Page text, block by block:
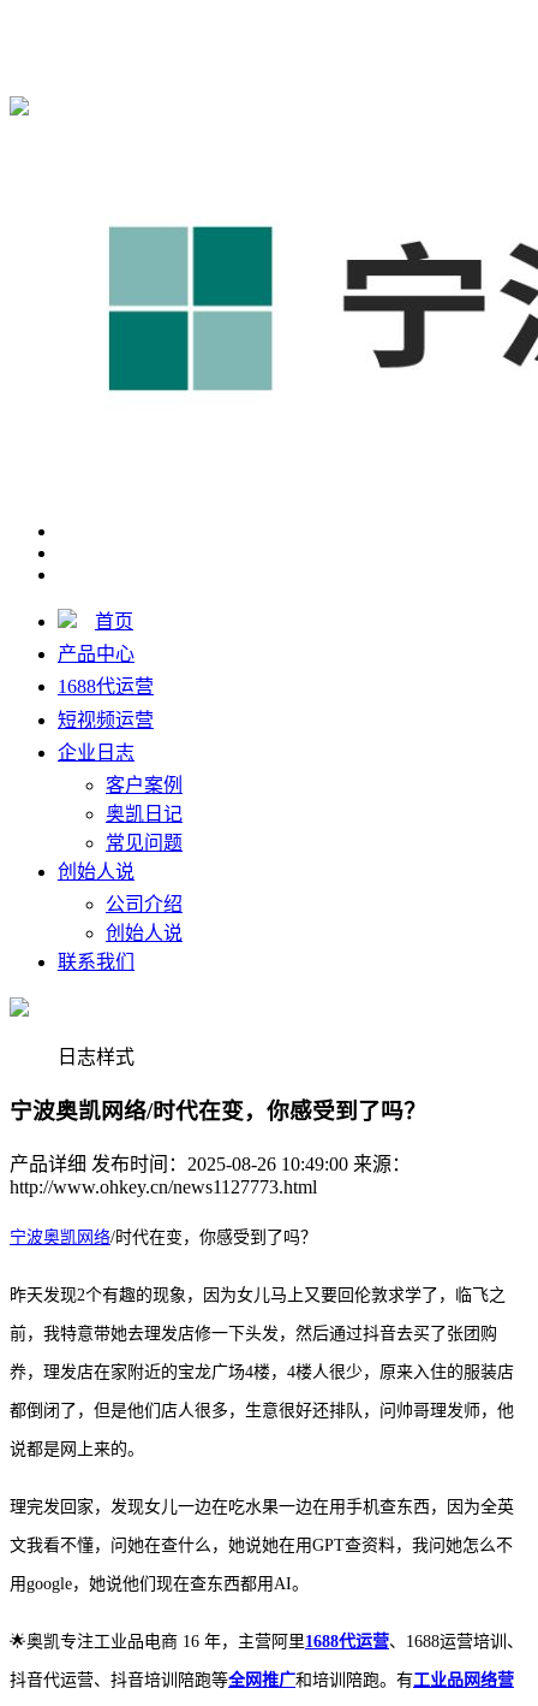
首页
产品中心
1688代运营
短视频运营
企业日志
客户案例
奥凯日记
常见问题
创始人说
公司介绍
创始人说
联系我们
日志样式
宁波奥凯网络/时代在变，你感受到了吗？
产品详细 发布时间：2025-08-26 10:49:00 来源：
http://www.ohkey.cn/news1127773.html
宁波奥凯网络/时代在变，你感受到了吗？
昨天发现2个有趣的现象，因为女儿马上又要回伦敦求学了，临飞之
前，我特意带她去理发店修一下头发，然后通过抖音去买了张团购
奍，理发店在家附近的宝龙广场4楼，4楼人很少，原来入住的服装店
都倒闭了，但是他们店人很多，生意很好还排队，问帅哥理发师，他
说都是网上来的。
理完发回家，发现女儿一边在吃水果一边在用手机查东西，因为全英
文我看不懂，问她在查什么，她说她在用GPT查资料，我问她怎么不
用google，她说他们现在查东西都用AI。
🌟奥凯专注工业品电商 16 年，主营阿里1688代运营、1688运营培训、
抖音代运营、抖音培训陪跑等全网推广和培训陪跑。有工业品网络营